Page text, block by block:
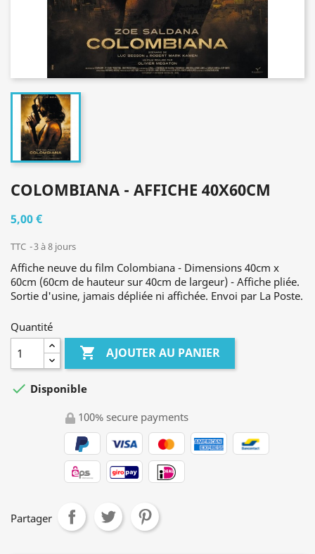
COLOMBIANA - AFFICHE 40X60CM
5,00 €
TTC 3 à 8 jours
Affiche neuve du film Colombiana - Dimensions 40cm x
60cm (60cm de hauteur sur 40cm de largeur) - Affiche pliée.
Sortie d'usine, jamais dépliée ni affichée. Envoi par La Poste.
Quantité
 AJOUTER AU PANIER
 Disponible
100% secure payments
Partager